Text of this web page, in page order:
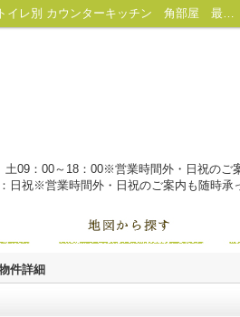
ピュアコート｜給湯 新婚さん向け IT重説 対応物件 バストイレ別 カウンターキッチン 角部屋 最上階 システムキッチン ガスコンロ ペット飼育相談可｜魚津市・黒部市の不動産は株式会社大城不動産にお任せ！
09：00～18：00※営業時間外・日祝のご
日祝※営業時間外・日祝のご案内も随時承
件詳細